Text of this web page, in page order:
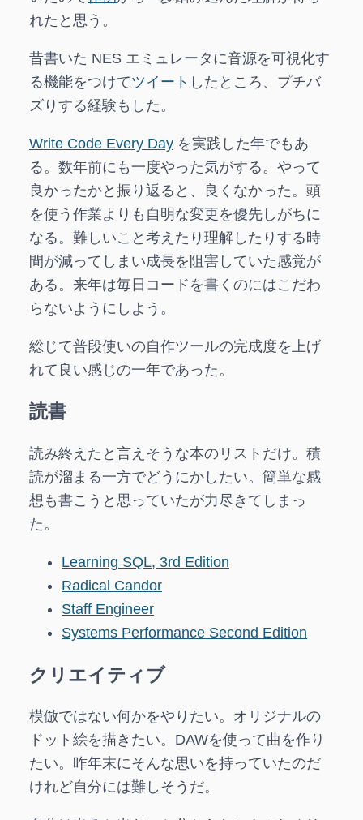
れたと思う。
昔書いた NES エミュレータに音源を可視化す
る機能をつけてツイート したところ、プチバ
ズりする経験もした。
Write Code Every Day を実践した年でもあ
る。数年前にも一度やった気がする。やって
良かったかと振り返ると、良くなかった。頭
を使う作業よりも自明な変更を優先しがちに
なる。難しいこと考えたり理解したりする時
間が減ってしまい成長を阻害していた感覚が
ある。来年は毎日コードを書くのにはこだわ
らないようにしよう。
総じて普段使いの自作ツールの完成度を上げ
れて良い感じの一年であった。
読書
読み終えたと言えそうな本のリストだけ。積
読が溜まる一方でどうにかしたい。簡単な感
想も書こうと思っていたが力尽きてしまっ
た。
Learning SQL, 3rd Edition
Radical Candor
Staff Engineer
Systems Performance Second Edition
クリエイティブ
模倣ではない何かをやりたい。オリジナルの
ドット絵を描きたい。DAWを使って曲を作り
たい。昨年末にそんな思いを持っていたのだ
けれど自分には難しそうだ。